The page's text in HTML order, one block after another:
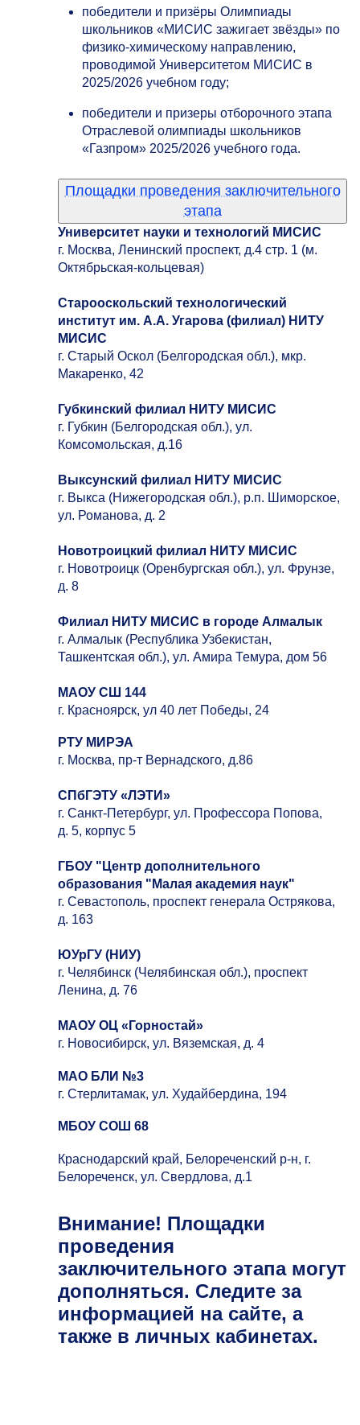
победители и призёры Олимпиады
школьников «МИСИС зажигает звёзды» по
физико-химическому направлению,
проводимой Университетом МИСИС в
2025/2026 учебном году;
победители и призеры отборочного этапа
Отраслевой олимпиады школьников
«Газпром» 2025/2026 учебного года.
Площадки проведения заключительного
этапа
Университет науки и технологий МИСИС
г. Москва, Ленинский проспект, д.4 стр. 1 (м.
Октябрьская-кольцевая)
Старооскольский технологический
институт им. А.А. Угарова (филиал) НИТУ
МИСИС
г. Старый Оскол (Белгородская обл.), мкр.
Макаренко, 42
Губкинский филиал НИТУ МИСИС
г. Губкин (Белгородская обл.), ул.
Комсомольская, д.16
Выксунский филиал НИТУ МИСИС
г. Выкса (Нижегородская обл.), р.п. Шиморское,
ул. Романова, д. 2
Новотроицкий филиал НИТУ МИСИС
г. Новотроицк (Оренбургская обл.), ул. Фрунзе,
д. 8
Филиал НИТУ МИСИС в городе Алмалык
г. Алмалык (Республика Узбекистан,
Ташкентская обл.), ул. Амира Темура, дом 56
МАОУ СШ 144
г. Красноярск, ул 40 лет Победы, 24
РТУ МИРЭА
г. Москва, пр-т Вернадского, д.86
С ПбГЭТУ «ЛЭТИ»
г. Санкт-Петербург, ул. Профессора Попова,
д. 5, корпус 5
ГБОУ "Центр дополнительного
образования "Малая академия наук"
г. Севастополь, проспект генерала Острякова,
д. 163
ЮУрГУ (НИУ)
г. Челябинск (Челябинская обл.), проспект
Ленина, д. 76
МАОУ ОЦ «Горностай»
г. Новосибирск, ул. Вяземская, д. 4
МАО БЛИ №3
г. Стерлитамак, ул. Худайбердина, 194
МБОУ СОШ 68
Краснодарский край, Белореченский р-н, г.
Белореченск, ул. Свердлова, д.1
Внимание! Площадки
проведения
заключительного этапа могут
дополняться. Следите за
информацией на сайте, а
также в личных кабинетах.